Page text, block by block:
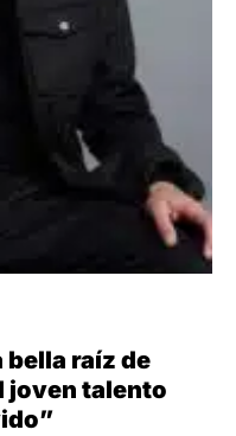
bella raíz de
joven talento